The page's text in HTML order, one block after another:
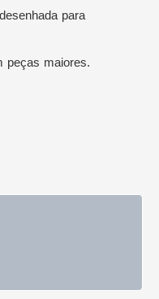
para
peças maiores.